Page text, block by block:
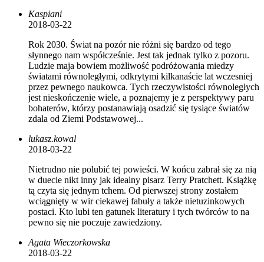
Kaspiani
2018-03-22
Rok 2030. Świat na pozór nie różni się bardzo od tego
słynnego nam współcześnie. Jest tak jednak tylko z pozoru.
Ludzie maja bowiem możliwość podróżowania miedzy
światami równoległymi, odkrytymi kilkanaście lat wczesniej
przez pewnego naukowca. Tych rzeczywistości równoległych
jest nieskończenie wiele, a poznajemy je z perspektywy paru
bohaterów, którzy postanawiają osadzić się tysiące światów
zdala od Ziemi Podstawowej...
lukasz.kowal
2018-03-22
Nietrudno nie polubić tej powieści. W końcu zabrał się za nią
w duecie nikt inny jak idealny pisarz Terry Pratchett. Książkę
tą czyta się jednym tchem. Od pierwszej strony zostałem
wciągnięty w wir ciekawej fabuły a także nietuzinkowych
postaci. Kto lubi ten gatunek literatury i tych twórców to na
pewno się nie poczuje zawiedziony.
Agata Wieczorkowska
2018-03-22